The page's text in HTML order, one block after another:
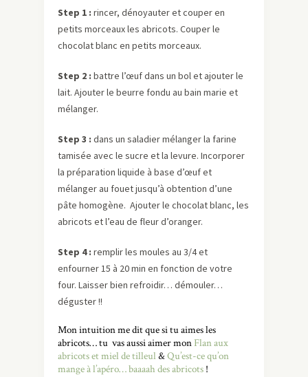
Step 1 : rincer, dénoyauter et couper en
petits morceaux les abricots. Couper le
chocolat blanc en petits morceaux.
Step 2 : battre l’œuf dans un bol et ajouter le
lait. Ajouter le beurre fondu au bain marie et
mélanger.
Step 3 : dans un saladier mélanger la farine
tamisée avec le sucre et la levure. Incorporer
la préparation liquide à base d’œuf et
mélanger au fouet jusqu’à obtention d’une
pâte homogène. Ajouter le chocolat blanc, les
abricots et l’eau de fleur d’oranger.
Step 4 : remplir les moules au 3/4 et
enfourner 15 à 20 min en fonction de votre
four. Laisser bien refroidir… démouler…
déguster !!
Mon intuition me dit que si tu aimes les
abricots… tu vas aussi aimer mon Flan aux
abricots et miel de tilleul &Qu’est-ce qu’on
mange à l’apéro… baaaah des abricots !